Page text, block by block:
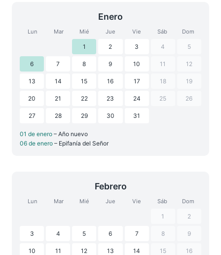
Enero
Lun Mar Mié Jue Vie Sáb Dom
1 2 3 4 5
6 7 8 9 10 11 12
13 14 15 16 17 18 19
20 21 22 23 24 25 26
27 28 29 30 31
01 de enero – Año nuevo
06 de enero – Epifanía del Señor
Febrero
Lun Mar Mié Jue Vie Sáb Dom
1 2
3 4 5 6 7 8 9
10 11 12 13 14 15 16